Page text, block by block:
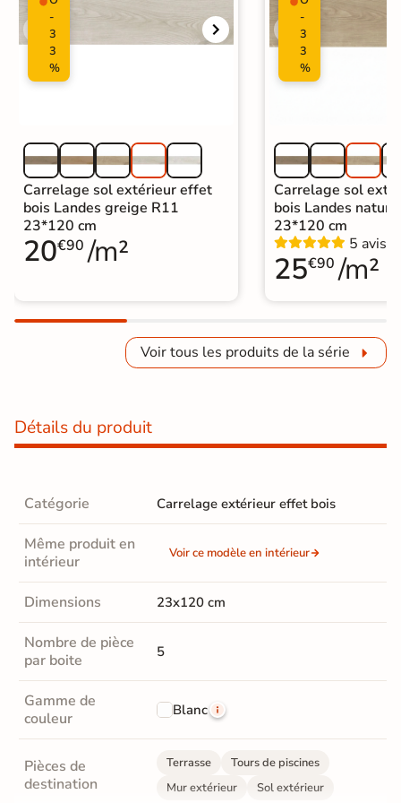
-
3
3
%
Carrelage sol extérieur effet
bois Landes greige R11
23*120 cm
20€90 /m²
-
3
3
%
Carrelage sol
bois Landes
23*120 cm
5 avis
25€90 /m²
Voir tous les produits de la série
Détails du produit
Catégorie Carrelage extérieur effet bois
Même produit en
intérieur
Voir ce modèle en intérieur
Dimensions 23x120 cm
Nombre de pièce
par boite
5
Gamme de
couleur
Blanc
Pièces de
destination
Terrasse
Tours de piscines
Mur extérieur
Sol extérieur